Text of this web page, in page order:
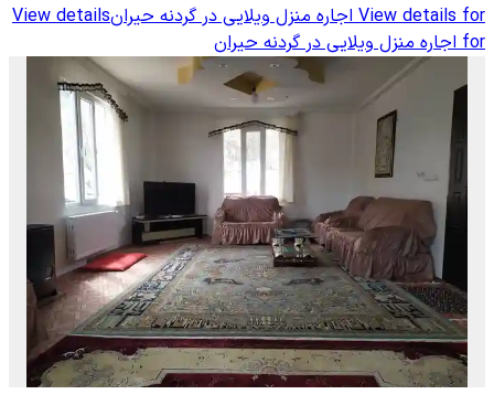
View details for اجاره منزل ویلایی در گردنه حیرانView details
for اجاره منزل ویلایی در گردنه حیران